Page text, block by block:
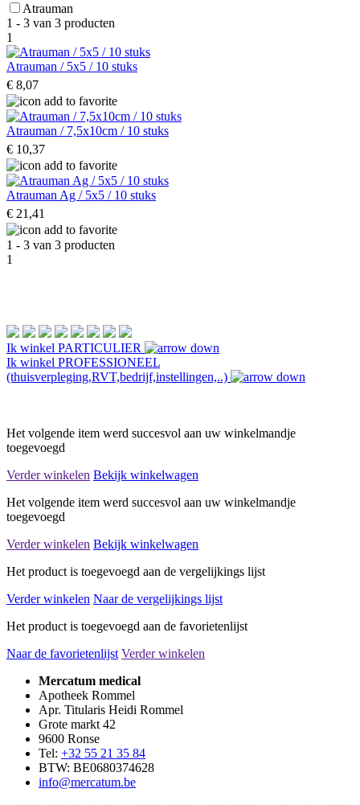
Atrauman
1 - 3 van 3 producten
1
Atrauman / 5x5 / 10 stuks
€ 8,07
Atrauman / 7,5x10cm / 10 stuks
€ 10,37
Atrauman Ag / 5x5 / 10 stuks
€ 21,41
1 - 3 van 3 producten
1
Ik winkel PARTICULIER
Ik winkel PROFESSIONEEL
(thuisverpleging,RVT,bedrijf,instellingen,..)
Het volgende item werd succesvol aan uw winkelmandje
toegevoegd
Verder winkelen Bekijk winkelwagen
Het volgende item werd succesvol aan uw winkelmandje
toegevoegd
Verder winkelen Bekijk winkelwagen
Het product is toegevoegd aan de vergelijkings lijst
Verder winkelen Naar de vergelijkings lijst
Het product is toegevoegd aan de favorietenlijst
Naar de favorietenlijst Verder winkelen
Mercatum medical
Apotheek Rommel
Apr. Titularis Heidi Rommel
Grote markt 42
9600 Ronse
Tel: +32 55 21 35 84
BTW: BE0680374628
info@mercatum.be